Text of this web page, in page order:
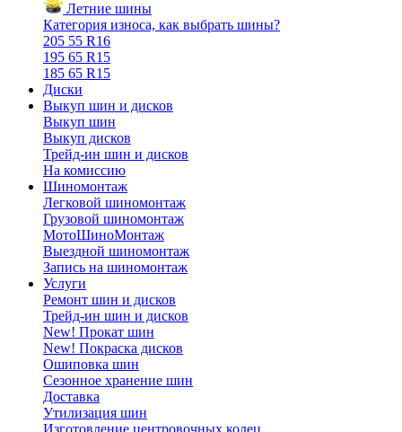
Летние шины
Категория износа, как выбрать шины?
205 55 R16
195 65 R15
185 65 R15
Диски
Выкуп шин и дисков
Выкуп шин
Выкуп дисков
Трейд-ин шин и дисков
На комиссию
Шиномонтаж
Легковой шиномонтаж
Грузовой шиномонтаж
МотоШиноМонтаж
Выездной шиномонтаж
Запись на шиномонтаж
Услуги
Ремонт шин и дисков
Трейд-ин шин и дисков
New! Прокат шин
New! Покраска дисков
Ошиповка шин
Сезонное хранение шин
Доставка
Утилизация шин
Изготовление центровочных колец